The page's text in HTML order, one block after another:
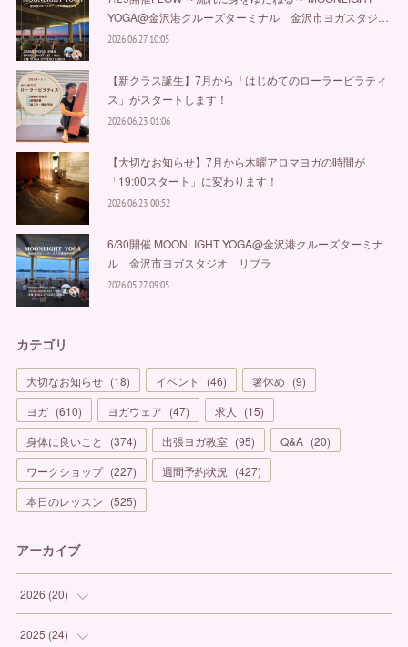
YOGA@金沢港クルーズターミナル 金沢市ヨガスタジ…
2026.06.27 10:05
【新クラス誕生】7月から「はじめてのローラーピラティ
ス」がスタートします！
2026.06.23 01:06
【大切なお知らせ】7月から木曜アロマヨガの時間が
「19:00スタート」に変わります！
2026.06.23 00:52
6/30開催 MOONLIGHT YOGA@金沢港クルーズターミナ
ル 金沢市ヨガスタジオ リブラ
2026.05.27 09:05
カテゴリ
大切なお知らせ (18) イベント (46) 箸休め (9)
ヨガ (610) ヨガウェア (47) 求人 (15)
身体に良いこと
(374) 出張ヨガ教室 (95) Q&A (20)
ワークショップ (227) 週間予約状況 (427)
本日のレッスン (525)
アーカイブ
2026 (20)
(1
2025 (24)